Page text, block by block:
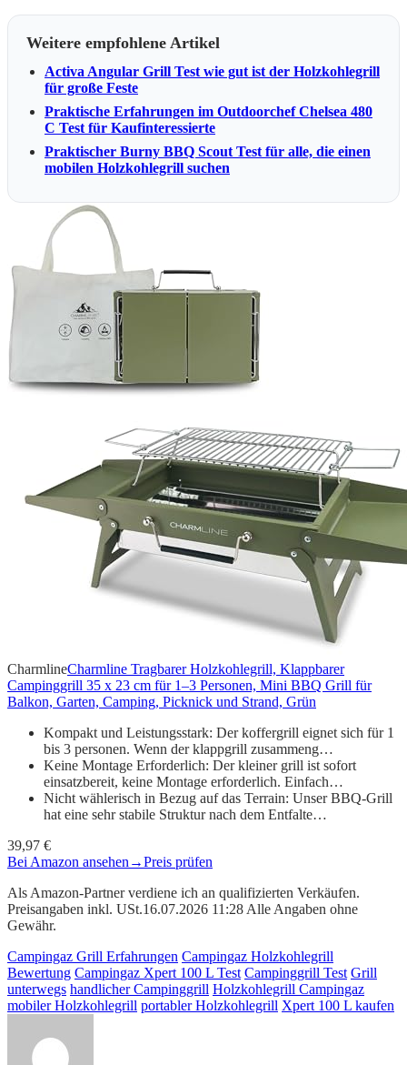
Weitere empfohlene Artikel
Activa Angular Grill Test wie gut ist der Holzkohlegrill
für große Feste
Praktische Erfahrungen im Outdoorchef Chelsea 480
C Test für Kaufinteressierte
Praktischer Burny BBQ Scout Test für alle, die einen
mobilen Holzkohlegrill suchen
CharmlineCharmline Tragbarer Holzkohlegrill, Klappbarer
Campinggrill 35 x 23 cm für 1–3 Personen, Mini BBQ Grill für
Balkon, Garten, Camping, Picknick und Strand, Grün
Kompakt und Leistungsstark: Der koffergrill eignet sich für 1
bis 3 personen. Wenn der klappgrill zusammeng…
Keine Montage Erforderlich: Der kleiner grill ist sofort
einsatzbereit, keine Montage erforderlich. Einfach…
Nicht wählerisch in Bezug auf das Terrain: Unser BBQ-Grill
hat eine sehr stabile Struktur nach dem Entfalte…
39,97 €
Bei Amazon ansehen →Preis prüfen
Als Amazon-Partner verdiene ich an qualifizierten Verkäufen.
Preisangaben inkl. USt.16.07.2026 11:28 Alle Angaben ohne
Gewähr.
Campingaz Grill Erfahrungen Campingaz Holzkohlegrill
Bewertung Campingaz Xpert 100 L Test Campinggrill Test Grill
unterwegs handlicher Campinggrill Holzkohlegrill Campingaz
mobiler Holzkohlegrill portabler Holzkohlegrill Xpert 100 L kaufen